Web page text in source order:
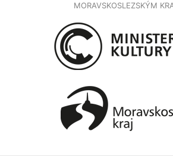
MORAVSKOSLEZSKÝM